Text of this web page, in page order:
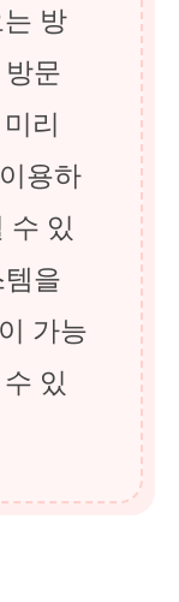
방
문
리
용하
수 있
을
가능
있